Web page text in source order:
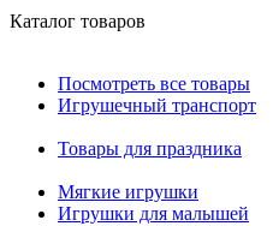
Каталог товаров
Посмотреть все товары
Игрушечный транспорт
Товары для праздника
Мягкие игрушки
Игрушки для малышей